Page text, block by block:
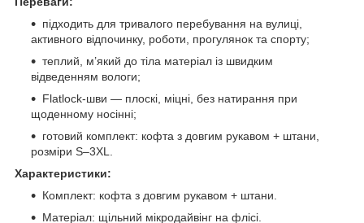
підходить для тривалого перебування на вулиці,
активного відпочинку, роботи, прогулянок та спорту;
теплий, м’який до тіла матеріал із швидким
відведенням вологи;
Flatlock-шви — плоскі, міцні, без натирання при
щоденному носінні;
готовий комплект: кофта з довгим рукавом + штани,
розміри S–3XL.
Характеристики:
Комплект: кофта з довгим рукавом + штани.
Матеріал: щільний мікродайвінг на флісі.